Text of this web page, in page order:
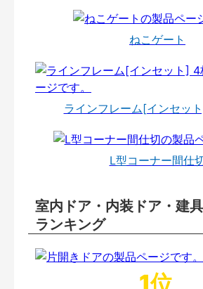
ねこゲート
ラインフレーム[インセッ
L型コーナー間仕
室内ドア・内装ドア・建
ランキング